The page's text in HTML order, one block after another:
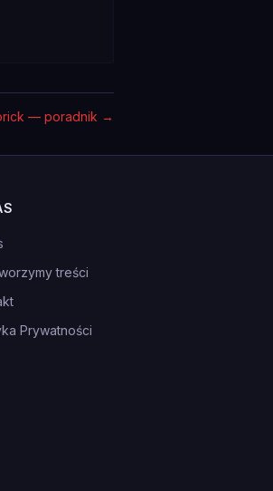
— poradnik →
treści
Prywatności